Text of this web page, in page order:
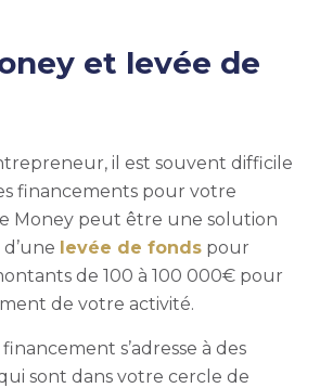
et levée de
il est souvent difficile
financements pour votre
Money peut être une solution
levée de fondspour
de 100 à 100 000€ pour
de votre activité.
s’adresse à des
sont dans votre cercle de